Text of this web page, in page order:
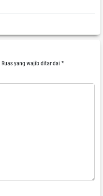
Ruas yang wajib ditandai *